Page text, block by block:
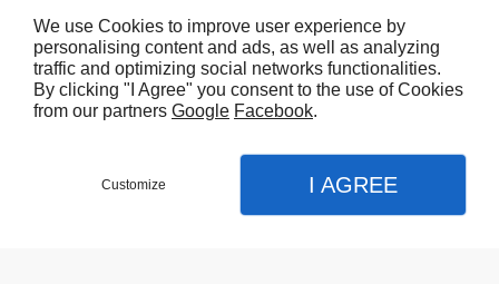
Accueil
Contactez-nous
Mentions légales
Plan du site
We use Cookies to improve user experience by
personalising content and ads, as well as analyzing
traffic and optimizing social networks functionalities.
By clicking "I Agree" you consent to the use of Cookies
from our partners Google Facebook.
Customize I AGREE